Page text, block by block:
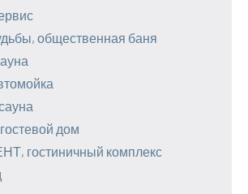
общественная баня
дом
гостиничный комплекс